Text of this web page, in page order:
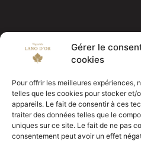
Gérer le
cookies
Pour offrir les meilleures expériences,
telles que les cookies pour stocker et/
appareils. Le fait de consentir à ces
traiter des données telles que le
uniques sur ce site. Le fait de ne pas
consentement peut avoir un effet
MAGASINEZ NOS